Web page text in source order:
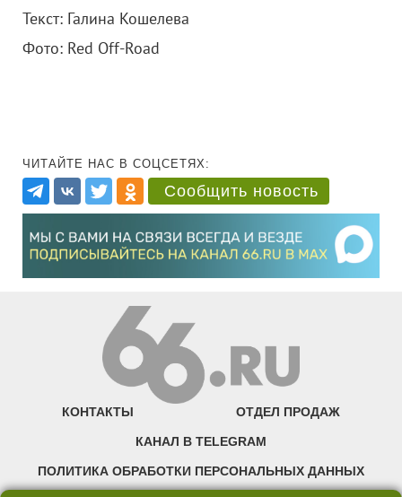
Текст: Галина Кошелева
Фото: Red Off-Road
ЧИТАЙТЕ НАС В СОЦСЕТЯХ:
Сообщить новость
КОНТАКТЫ ОТДЕЛ ПРОДАЖ
КАНАЛ В TELEGRAM
ПОЛИТИКА ОБРАБОТКИ ПЕРСОНАЛЬНЫХ ДАННЫХ